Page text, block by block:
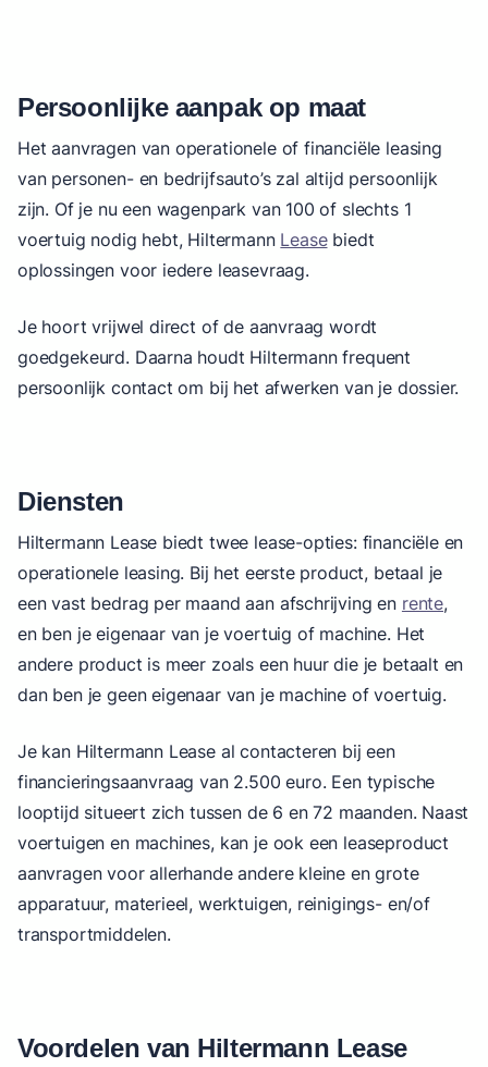
Persoonlijke aanpak op maat
Het aanvragen van operationele of financiële leasing
van personen- en bedrijfsauto’s zal altijd persoonlijk
zijn. Of je nu een wagenpark van 100 of slechts 1
voertuig nodig hebt, Hiltermann Leasebiedt
oplossingen voor iedere leasevraag.
Je hoort vrijwel direct of de aanvraag wordt
goedgekeurd. Daarna houdt Hiltermann frequent
persoonlijk contact om bij het afwerken van je dossier.
Diensten
Hiltermann Lease biedt twee lease-opties: financiële en
operationele leasing. Bij het eerste product, betaal je
een vast bedrag per maand aan afschrijving en rente,
en ben je eigenaar van je voertuig of machine. Het
andere product is meer zoals een huur die je betaalt en
dan ben je geen eigenaar van je machine of voertuig.
Je kan Hiltermann Lease al contacteren bij een
financieringsaanvraag van 2.500 euro. Een typische
looptijd situeert zich tussen de 6 en 72 maanden. Naast
voertuigen en machines, kan je ook een leaseproduct
aanvragen voor allerhande andere kleine en grote
apparatuur, materieel, werktuigen, reinigings- en/of
transportmiddelen.
Voordelen van Hiltermann Lease